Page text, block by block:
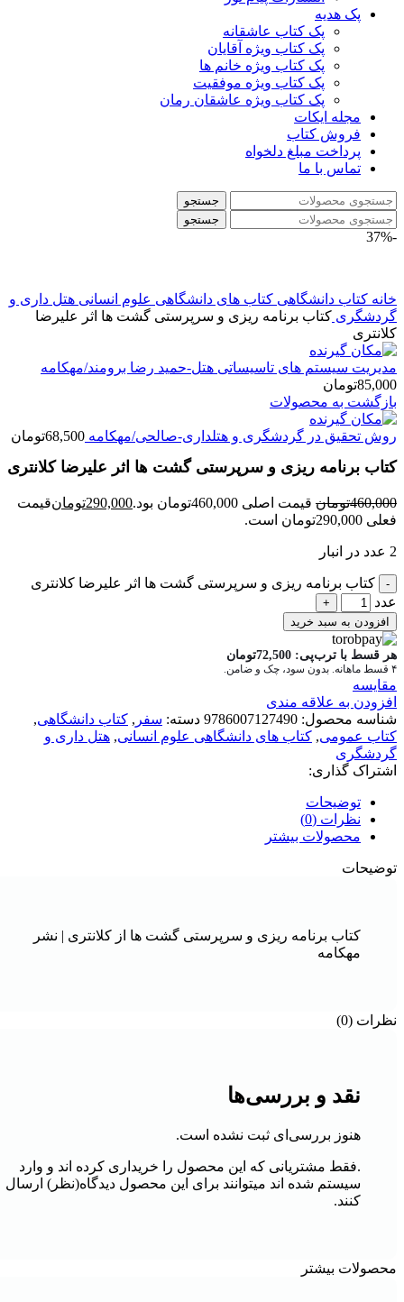
پک هدیه
پک کتاب عاشقانه
پک کتاب ویژه آقایان
پک کتاب ویژه خانم ها
پک کتاب ویژه موفقیت
پک کتاب ویژه عاشقان رمان
مجله ایکات
فروش کتاب
پرداخت مبلغ دلخواه
تماس با ما
جستجو
جستجو
-37%
خانه کتاب دانشگاهی کتاب های دانشگاهی علوم انسانی هتل داری و
گردشگری کتاب برنامه ریزی و سرپرستی گشت ها اثر علیرضا
کلانتری
مدیریت سیستم های تاسیساتی هتل-حمید رضا برومند/مهکامه
85,000تومان
بازگشت به محصولات
روش تحقیق در گردشگری و هتلداری-صالحی/مهکامه 68,500تومان
کتاب برنامه ریزی و سرپرستی گشت ها اثر علیرضا کلانتری
460,000تومان قیمت اصلی 460,000تومان بود. 290,000تومانقیمت
فعلی 290,000تومان است.
2 عدد در انبار
کتاب برنامه ریزی و سرپرستی گشت ها اثر علیرضا کلانتری
عدد
افزودن به سبد خرید
هر قسط با ترب‌پی: 72,500تومان
۴ قسط ماهانه. بدون سود، چک و ضامن.
مقايسه
افزودن به علاقه مندی
شناسه محصول: 9786007127490 دسته: سفر , کتاب دانشگاهی,
کتاب عمومی, کتاب های دانشگاهی علوم انسانی, هتل داری و
گردشگری
اشتراک گذاری:
توضیحات
نظرات (0)
محصولات بیشتر
توضیحات
کتاب برنامه ریزی و سرپرستی گشت ها از کلانتری | نشر
مهکامه
نظرات (0)
نقد و بررسی‌ها
هنوز بررسی‌ای ثبت نشده است.
.فقط مشتریانی که این محصول را خریداری کرده اند و وارد
سیستم شده اند میتوانند برای این محصول دیدگاه(نظر) ارسال
کنند.
محصولات بیشتر